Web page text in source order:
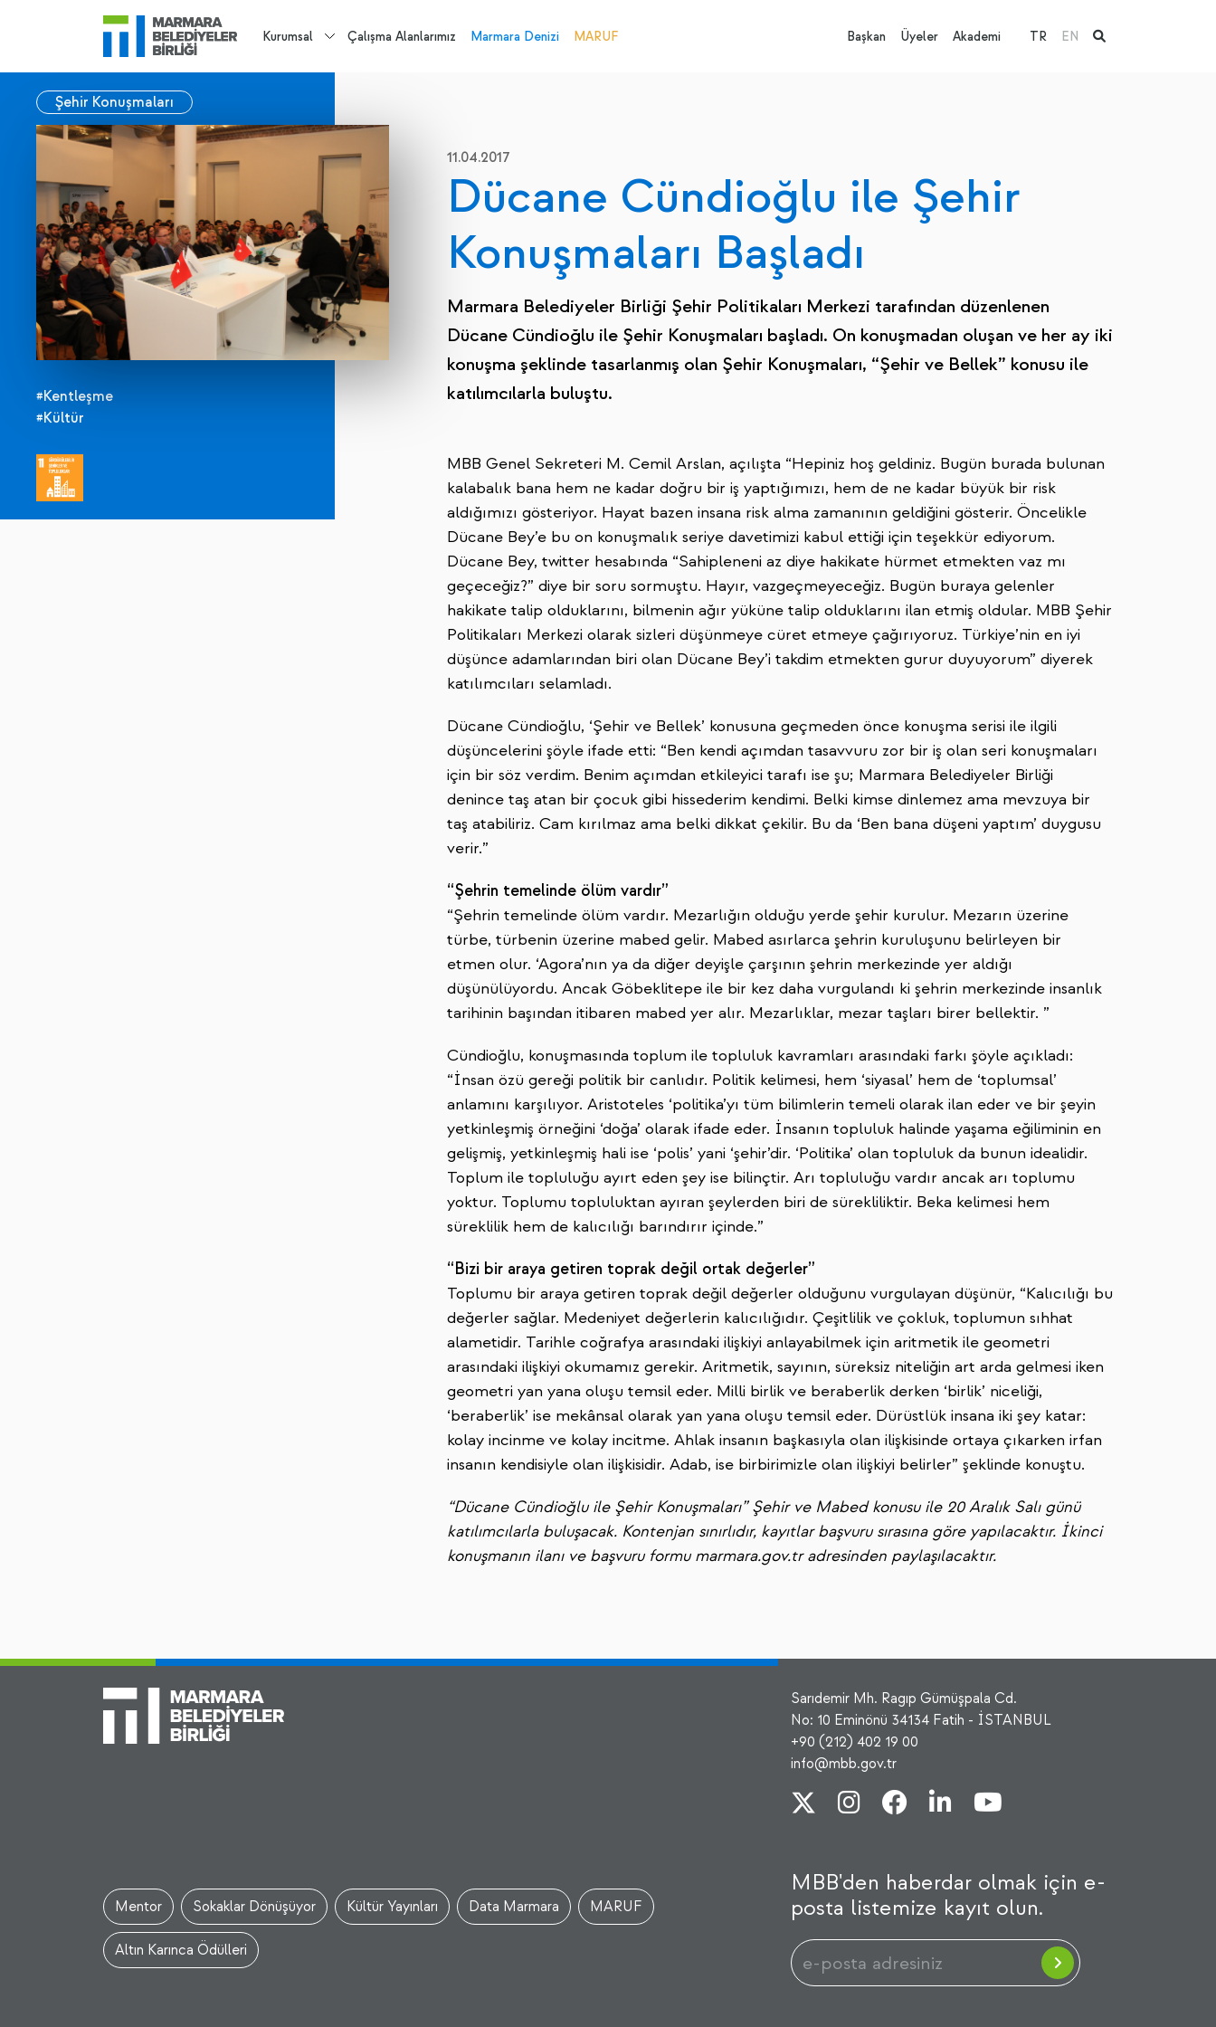
Kurumsal Çalışma Alanlarımız Marmara Denizi MARUF Başkan Üyeler Akademi TR EN
Şehir Konuşmaları
#Kentleşme
#Kültür
11.04.2017
Dücane Cündioğlu ile Şehir
Konuşmaları Başladı
Marmara Belediyeler Birliği Şehir Politikaları Merkezi tarafından düzenlenen
Dücane Cündioğlu ile Şehir Konuşmaları başladı. On konuşmadan oluşan ve her ay iki
konuşma şeklinde tasarlanmış olan Şehir Konuşmaları, “Şehir ve Bellek” konusu ile
katılımcılarla buluştu.
MBB Genel Sekreteri M. Cemil Arslan, açılışta “Hepiniz hoş geldiniz. Bugün burada bulunan
kalabalık bana hem ne kadar doğru bir iş yaptığımızı, hem de ne kadar büyük bir risk
aldığımızı gösteriyor. Hayat bazen insana risk alma zamanının geldiğini gösterir. Öncelikle
Dücane Bey’e bu on konuşmalık seriye davetimizi kabul ettiği için teşekkür ediyorum.
Dücane Bey, twitter hesabında “Sahipleneni az diye hakikate hürmet etmekten vaz mı
geçeceğiz?” diye bir soru sormuştu. Hayır, vazgeçmeyeceğiz. Bugün buraya gelenler
hakikate talip olduklarını, bilmenin ağır yüküne talip olduklarını ilan etmiş oldular. MBB Şehir
Politikaları Merkezi olarak sizleri düşünmeye cüret etmeye çağırıyoruz. Türkiye’nin en iyi
düşünce adamlarından biri olan Dücane Bey’i takdim etmekten gurur duyuyorum” diyerek
katılımcıları selamladı.
Dücane Cündioğlu, ‘Şehir ve Bellek’ konusuna geçmeden önce konuşma serisi ile ilgili
düşüncelerini şöyle ifade etti: “Ben kendi açımdan tasavvuru zor bir iş olan seri konuşmaları
için bir söz verdim. Benim açımdan etkileyici tarafı ise şu; Marmara Belediyeler Birliği
denince taş atan bir çocuk gibi hissederim kendimi. Belki kimse dinlemez ama mevzuya bir
taş atabiliriz. Cam kırılmaz ama belki dikkat çekilir. Bu da ‘Ben bana düşeni yaptım’ duygusu
verir.”
“Şehrin temelinde ölüm vardır”
“Şehrin temelinde ölüm vardır. Mezarlığın olduğu yerde şehir kurulur. Mezarın üzerine
türbe, türbenin üzerine mabed gelir. Mabed asırlarca şehrin kuruluşunu belirleyen bir
etmen olur. ‘Agora’nın ya da diğer deyişle çarşının şehrin merkezinde yer aldığı
düşünülüyordu. Ancak Göbeklitepe ile bir kez daha vurgulandı ki şehrin merkezinde insanlık
tarihinin başından itibaren mabed yer alır. Mezarlıklar, mezar taşları birer bellektir. ”
Cündioğlu, konuşmasında toplum ile topluluk kavramları arasındaki farkı şöyle açıkladı:
“İnsan özü gereği politik bir canlıdır. Politik kelimesi, hem ‘siyasal’ hem de ‘toplumsal’
anlamını karşılıyor. Aristoteles ‘politika’yı tüm bilimlerin temeli olarak ilan eder ve bir şeyin
yetkinleşmiş örneğini ‘doğa’ olarak ifade eder. İnsanın topluluk halinde yaşama eğiliminin en
gelişmiş, yetkinleşmiş hali ise ‘polis’ yani ‘şehir’dir. ‘Politika’ olan topluluk da bunun idealidir.
Toplum ile topluluğu ayırt eden şey ise bilinçtir. Arı topluluğu vardır ancak arı toplumu
yoktur. Toplumu topluluktan ayıran şeylerden biri de sürekliliktir. Beka kelimesi hem
süreklilik hem de kalıcılığı barındırır içinde.”
“Bizi bir araya getiren toprak değil ortak değerler”
Toplumu bir araya getiren toprak değil değerler olduğunu vurgulayan düşünür, “Kalıcılığı bu
değerler sağlar. Medeniyet değerlerin kalıcılığıdır. Çeşitlilik ve çokluk, toplumun sıhhat
alametidir. Tarihle coğrafya arasındaki ilişkiyi anlayabilmek için aritmetik ile geometri
arasındaki ilişkiyi okumamız gerekir. Aritmetik, sayının, süreksiz niteliğin art arda gelmesi iken
geometri yan yana oluşu temsil eder. Milli birlik ve beraberlik derken ‘birlik’ niceliği,
‘beraberlik’ ise mekânsal olarak yan yana oluşu temsil eder. Dürüstlük insana iki şey katar:
kolay incinme ve kolay incitme. Ahlak insanın başkasıyla olan ilişkisinde ortaya çıkarken irfan
insanın kendisiyle olan ilişkisidir. Adab, ise birbirimizle olan ilişkiyi belirler” şeklinde konuştu.
“Dücane Cündioğlu ile Şehir Konuşmaları” Şehir ve Mabed konusu ile 20 Aralık Salı günü
katılımcılarla buluşacak. Kontenjan sınırlıdır, kayıtlar başvuru sırasına göre yapılacaktır. İkinci
konuşmanın ilanı ve başvuru formu marmara.gov.tr adresinden paylaşılacaktır.
Sarıdemir Mh. Ragıp Gümüşpala Cd.
No: 10 Eminönü 34134 Fatih - İSTANBUL
+90 (212) 402 19 00
info@mbb.gov.tr
Mentor Sokaklar Dönüşüyor Kültür Yayınları Data Marmara MARUF
Altın Karınca Ödülleri
MBB'den haberdar olmak için e-
posta listemize kayıt olun.